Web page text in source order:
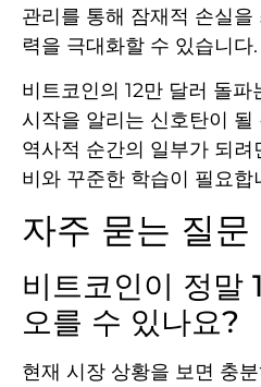
관리를 통해 잠재적 손실
력을 극대화할 수 있습니다.
비트코인의 12만 달러 돌파
시작을 알리는 신호탄이 될
역사적 순간의 일부가 되
비와 꾸준한 학습이 필요합
자주 묻는 질문
비트코인이 정말
오를 수 있나요?
현재 시장 상황을 보면 충